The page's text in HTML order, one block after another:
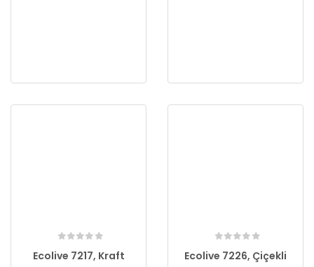
Ecolive 7217, Kraft
Ecolive 7226, Çiçekli